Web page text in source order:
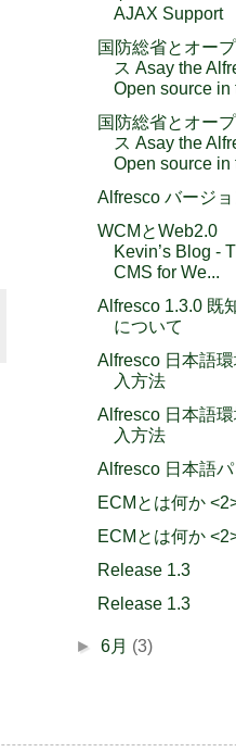
AJAX Support
国防総省とオー
ス Asay the
Open source in
国防総省とオー
ス Asay the
Open source in
Alfresco バージ
WCMとWeb2.0
Kevin’s Blog -
CMS for We...
Alfresco 1.3.0 既
について
Alfresco 日本語
入方法
Alfresco 日本語
入方法
Alfresco 日本語パ
ECMとは何か
ECMとは何か
Release 1.3
Release 1.3
►6月 (3)